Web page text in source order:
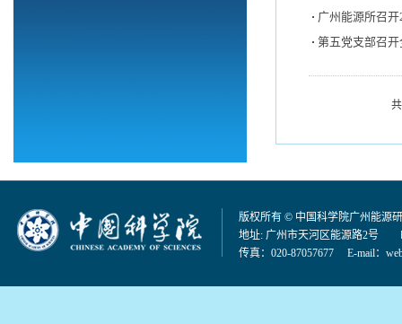
广州能源所召
第五党支部召
版权所有 © 中国科学院广州能源
地址: 广州市天河区能源路2号
传真：020-87057677 E-mail：